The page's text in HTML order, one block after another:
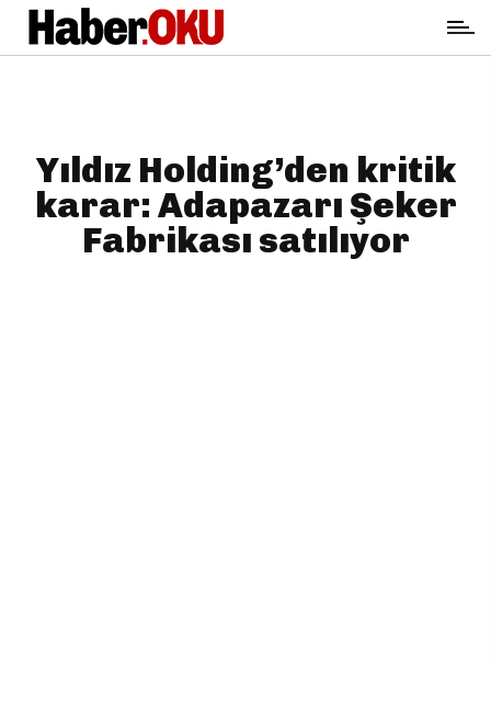
Yıldız Holding’den kritik
karar: Adapazarı Şeker
Fabrikası satılıyor